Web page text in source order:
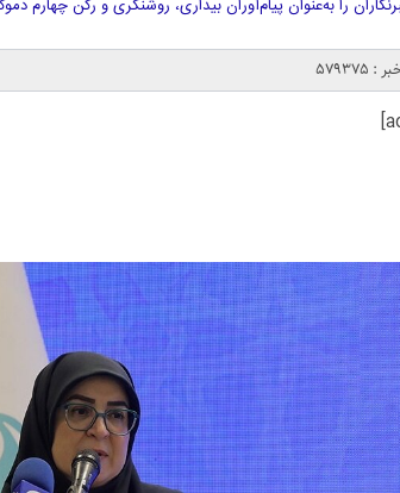
را به‌عنوان پیام‌آوران بیداری، روشنگری و رکن چهارم